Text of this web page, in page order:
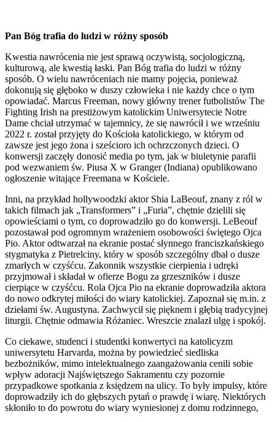
Pan Bóg trafia do ludzi w różny sposób
Kwestia nawrócenia nie jest sprawą oczywistą, socjologiczną,
kulturową, ale kwestią łaski. Pan Bóg trafia do ludzi w różny
sposób. O wielu nawróceniach nie mamy pojęcia, ponieważ
dokonują się głęboko w duszy człowieka i nie każdy chce o tym
opowiadać. Marcus Freeman, nowy główny trener futbolistów The
Fighting Irish na prestiżowym katolickim Uniwersytecie Notre
Dame chciał utrzymać w tajemnicy, że się nawrócił i we wrześniu
2022 r. został przyjęty do Kościoła katolickiego, w którym od
zawsze jest jego żona i sześcioro ich ochrzczonych dzieci. O
konwersji zaczęły donosić media po tym, jak w biuletynie parafii
pod wezwaniem św. Piusa X w Granger (Indiana) opublikowano
ogłoszenie witające Freemana w Kościele.
Inni, na przykład hollywoodzki aktor Shia LaBeouf, znany z ról w
takich filmach jak „Transformers” i „Furia”, chętnie dzielili się
opowieściami o tym, co doprowadziło go do konwersji. LeBeouf
pozostawał pod ogromnym wrażeniem osobowości świętego Ojca
Pio. Aktor odtwarzał na ekranie postać słynnego franciszkańskiego
stygmatyka z Pietrelciny, który w sposób szczególny dbał o dusze
zmarłych w czyśćcu. Zakonnik wszystkie cierpienia i udręki
przyjmował i składał w ofierze Bogu za grzeszników i dusze
cierpiące w czyśćcu. Rola Ojca Pio na ekranie doprowadziła aktora
do nowo odkrytej miłości do wiary katolickiej. Zapoznał się m.in. z
dziełami św. Augustyna. Zachwycił się pięknem i głębią tradycyjnej
liturgii. Chętnie odmawia Różaniec. Wreszcie znalazł ulgę i spokój.
Co ciekawe, studenci i studentki konwertyci na katolicyzm
uniwersytetu Harvarda, można by powiedzieć siedliska
bezbożników, mimo intelektualnego zaangażowania cenili sobie
wpływ adoracji Najświętszego Sakramentu czy pozornie
przypadkowe spotkania z księdzem na ulicy. To były impulsy, które
doprowadziły ich do głębszych pytań o prawdę i wiarę. Niektórych
skłoniło to do powrotu do wiary wyniesionej z domu rodzinnego,